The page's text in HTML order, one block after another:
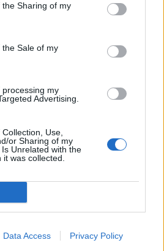
Sharing of my
Sale of my
my
Advertising.
Use,
or Sharing of my
Unrelated with the
was collected.
Data Access Privacy Policy
ma is két hazai
az OTP Bank Liga:
Honvédot, este pedig keleti
Debrecenben.